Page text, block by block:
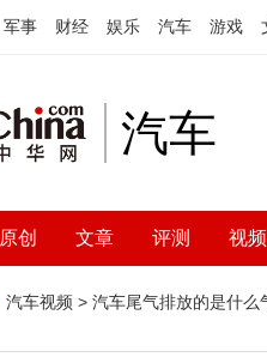
军事 财经 娱乐 汽车 游戏
汽车
原创 文章 评测 视频
汽车视频 > 汽车尾气排放的是什么